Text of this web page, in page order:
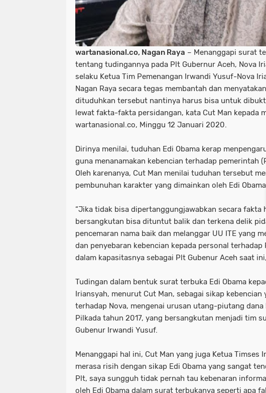
wartanasional.co, Nagan Raya – Menanggapi surat
tentang tudingannya pada Plt Gubernur Aceh, Nova
selaku Ketua Tim Pemenangan Irwandi Yusuf-Nova
Nagan Raya secara tegas membantah dan
dituduhkan tersebut nantinya harus bisa untuk
lewat fakta-fakta persidangan, kata Cut Man kepada
wartanasional.co, Minggu 12 Januari 2020.
Dirinya menilai, tuduhan Edi Obama kerap
guna menanamakan kebencian terhadap pemerintah
Oleh karenanya, Cut Man menilai tuduhan tersebut
pembunuhan karakter yang dimainkan oleh Edi
“Jika tidak bisa dipertanggungjawabkan secara fakta
bersangkutan bisa dituntut balik dan terkena delik
pencemaran nama baik dan melanggar UU ITE yang
dan penyebaran kebencian kepada personal terhadap
dalam kapasitasnya sebagai Plt Gubenur Aceh saat
Tudingan dalam bentuk surat terbuka Edi Obama
Iriansyah, menurut Cut Man, sebagai sikap kebencian
terhadap Nova, mengenai urusan utang-piutang dana
Pilkada tahun 2017, yang bersangkutan menjadi tim
Gubenur Irwandi Yusuf.
Menanggapi hal ini, Cut Man yang juga Ketua Timses
merasa risih dengan sikap Edi Obama yang sangat
Plt, saya sungguh tidak pernah tau kebenaran
oleh Edi Obama dalam surat terbukanya seperti apa